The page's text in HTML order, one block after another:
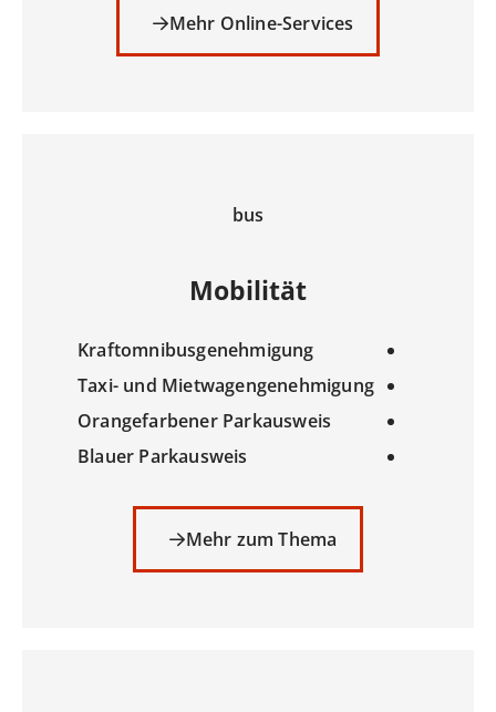
Mehr Online-Services
bus
Mobilität
Kraftomnibusgenehmigung
Taxi- und Mietwagengenehmigung
Orangefarbener Parkausweis
Blauer Parkausweis
Mehr zum Thema